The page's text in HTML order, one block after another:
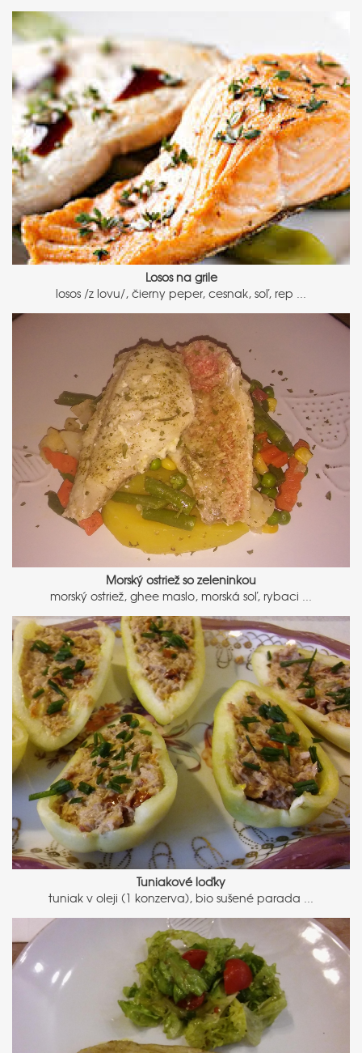
Losos na grile
losos /z lovu/, čierny peper, cesnak, soľ, rep ...
Morský ostriež so zeleninkou
morský ostriež, ghee maslo, morská soľ, rybaci ...
Tuniakové loďky
tuniak v oleji (1 konzerva), bio sušené parada ...